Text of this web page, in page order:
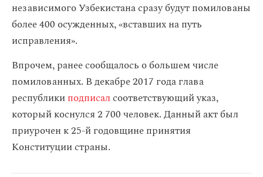
независимого Узбекистана сразу будут помилованы
более 400 осужденных, «вставших на путь
исправления».
Впрочем, ранее сообщалось о большем числе
помилованных. В декабре 2017 года глава
республикиподписалсоответствующий указ,
который коснулся 2 700 человек. Данный акт был
приурочен к 25-й годовщине принятия
Конституции страны.